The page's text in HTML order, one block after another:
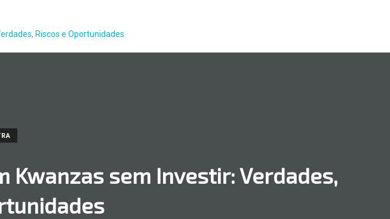
Riscos e Oportunidades
Kwanzas sem Investir: Verdades,